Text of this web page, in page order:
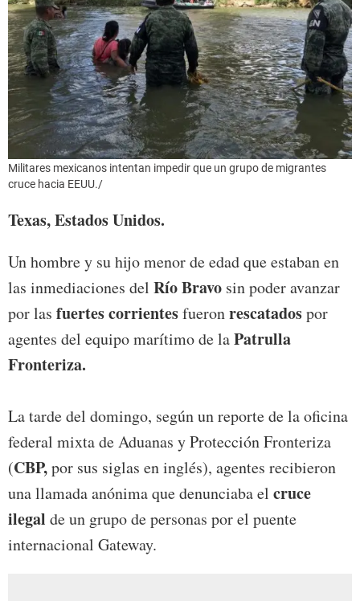
Militares mexicanos intentan impedir que un grupo de migrantes
cruce hacia EEUU./
Texas, Estados Unidos.
Un hombre y su hijo menor de edad que estaban en
las inmediaciones del Río Bravo sin poder avanzar
por las fuertes corrientesfueronrescatadospor
agentes del equipo marítimo de laPatrulla
Fronteriza.
La tarde del domingo, según un reporte de la oficina
federal mixta de Aduanas y Protección Fronteriza
(CBP,por sus siglas en inglés), agentes recibieron
una llamada anónima que denunciaba el cruce
ilegal de un grupo de personas por el puente
internacional Gateway.